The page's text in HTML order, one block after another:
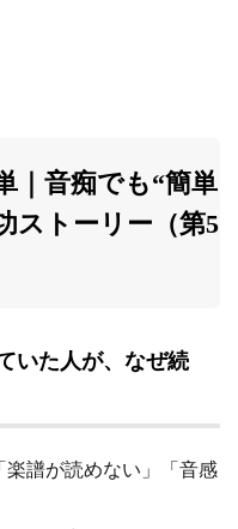
｜音痴でも“簡単
ストーリー（第5
いた人が、なぜ続
楽譜が読めない」「音感